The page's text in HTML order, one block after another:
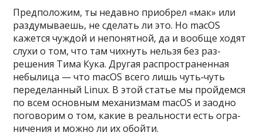
Пред­положим, ты недав­но при­обрел «мак» или
раз­думыва­ешь, не сде­лать ли это. Но macOS
кажет­ся чуж­дой и непонят­ной, да и вооб­ще ходят
слу­хи о том, что там чих­нуть нель­зя без раз­
решения Тима Кука. Дру­гая рас­простра­нен­ная
небыли­ца — что macOS все­го лишь чуть‑чуть
переде­лан­ный Linux. В этой статье мы прой­дем­ся
по всем основным механиз­мам macOS и заод­но
погово­рим о том, какие в реаль­нос­ти есть огра­
ниче­ния и мож­но ли их обой­ти.